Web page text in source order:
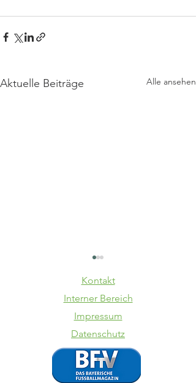
Aktuelle Beiträge Alle ansehen
SV Kasing -
VfB II
Kontakt
Interner Bereich
Impressum
Datenschutz